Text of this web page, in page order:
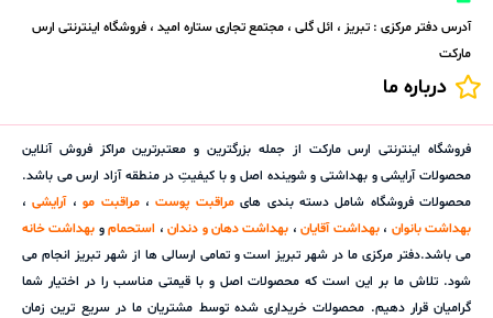
آدرس دفتر مرکزی : تبریز ، ائل گلی ، مجتمع تجاری ستاره امید ، فروشگاه اینترنتی ارس
مارکت
درباره ما
فروشگاه اینترنتی ارس مارکت از جمله بزرگترین و معتبرترین مراکز فروش آنلاین
محصولات آرایشی و بهداشتی و شوینده اصل و با کیفیتِ در منطقه آزاد ارس می باشد.
محصولات فروشگاه شامل دسته بندی هایمراقبت پوست،مراقبت مو،آرایشی،
بهداشت بانوان ،بهداشت آقایان، بهداشت دهان و دندان، استحمامو بهداشت خانه
می باشد.دفتر مرکزی ما در شهر تبریز است و تمامی ارسالی ها از شهر تبریز انجام می
شود. تلاش ما بر این است که محصولات اصل و با قیمتی مناسب را در اختیار شما
گرامیان قرار دهیم. محصولات خریداری شده توسط مشتریان ما در سریع ترین زمان